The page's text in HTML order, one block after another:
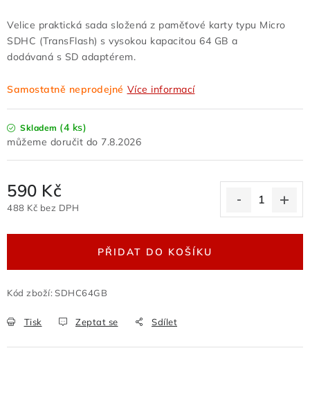
Obchodní podmínky velkoobchod
Nevyzvednuté zboží zaslané na dobírku
Hodnocení obchodu
Velice praktická sada složená z paměťové karty typu Micro
SDHC (TransFlash) s vysokou kapacitou 64 GB a
dodávaná s SD adaptérem.
Samostatně neprodejné Více informací
Skladem (4 ks)
7.8.2026
590 Kč
488 Kč bez DPH
PŘIDAT DO KOŠÍKU
Kód zboží: SDHC64GB
Tisk Zeptat se Sdílet